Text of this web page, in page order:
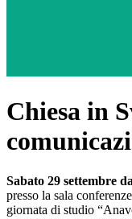
Chiesa in
Sabato 29 settembre
presso la sala
giornata di studio